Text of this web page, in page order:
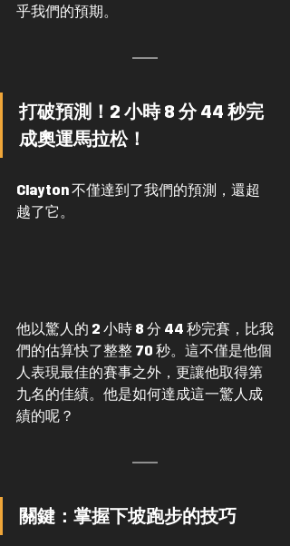
乎我們的預期。
打破預測！2 小時 8 分 44 秒完
成奧運馬拉松！
Clayton 不僅達到了我們的預測，還超
越了它。
他以驚人的 2 小時 8 分 44 秒完賽，比我
們的估算快了整整 70 秒。這不僅是他個
人表現最佳的賽事之外，更讓他取得第
九名的佳績。他是如何達成這一驚人成
績的呢？
關鍵：掌握下坡跑步的技巧